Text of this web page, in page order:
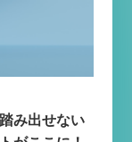
み出せない